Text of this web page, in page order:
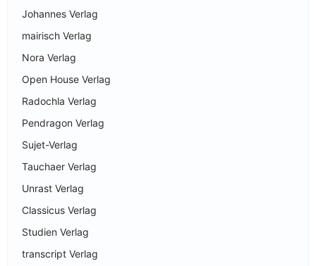
Johannes Verlag
mairisch Verlag
Nora Verlag
Open House Verlag
Radochla Verlag
Pendragon Verlag
Sujet-Verlag
Tauchaer Verlag
Unrast Verlag
Classicus Verlag
Studien Verlag
transcript Verlag